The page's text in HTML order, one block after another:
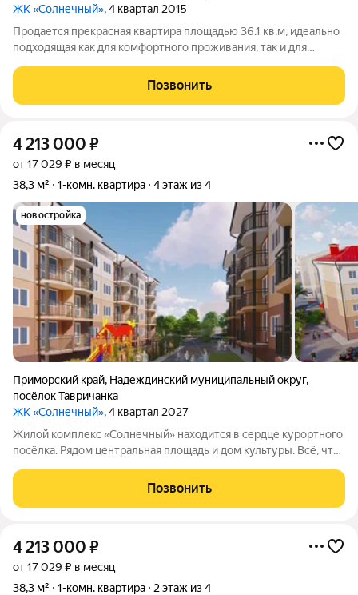
ЖК «Солнечный», 4 квартал 2015
Продается прекрасная квартира площадью 36.1 кв.м, идеально
подходящая как для комфортного проживания, так и для
квартире выровнены, на полу линолеум. - Вас порадует
просторная остекленная лоджия 6
Позвонить
4 213 000 ₽
от 17 029 ₽ в месяц
38,3 м²
1-комн. квартира 4 этаж из 4
новостройка
Приморский край, Надеждинский муниципальный округ,
посёлок Тавричанка
ЖК «Солнечный», 4 квартал 2027
Жилой комплекс «Солнечный» находится в сердце курортного
посёлка. Рядом центральная площадь и дом культуры. Всё, что
минутах ходьбы: транспортная остановка, торговые точки,
банковское отделение,
Позвонить
4 213 000 ₽
от 17 029 ₽ в месяц
38,3 м²
1-комн. квартира 2 этаж из 4